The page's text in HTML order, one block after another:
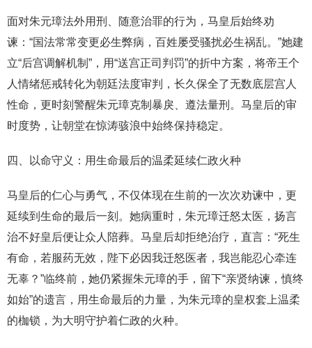
面对朱元璋法外用刑、随意治罪的行为，马皇后始终劝
谏：“国法常常变更必生弊病，百姓屡受骚扰必生祸乱。”她建
立“后宫调解机制”，用“送宫正司判罚”的折中方案，将帝王个
人情绪惩戒转化为朝廷法度审判，长久保全了无数底层宫人
性命，更时刻警醒朱元璋克制暴戾、遵法量刑。马皇后的审
时度势，让朝堂在惊涛骇浪中始终保持稳定。
四、以命守义：用生命最后的温柔延续仁政火种
马皇后的仁心与勇气，不仅体现在生前的一次次劝谏中，更
延续到生命的最后一刻。她病重时，朱元璋迁怒太医，扬言
治不好皇后便让众人陪葬。马皇后却拒绝治疗，直言：“死生
有命，若服药无效，陛下必因我迁怒医者，我岂能忍心牵连
无辜？”临终前，她仍紧握朱元璋的手，留下“亲贤纳谏，慎终
如始”的遗言，用生命最后的力量，为朱元璋的皇权套上温柔
的枷锁，为大明守护着仁政的火种。